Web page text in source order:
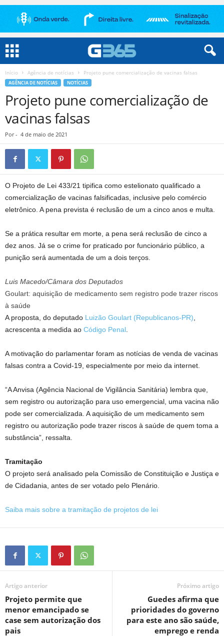
Início Agência de notícias Projeto pune comercialização de vacinas falsas
AGÊNCIA DE NOTÍCIAS NOTÍCIAS
Projeto pune comercialização de
vacinas falsas
Por - 4 de maio de 2021
O Projeto de Lei 433/21 tipifica como estelionato qualificado a
comercialização de vacinas falsificadas, inclusive pelo comércio
eletrônico. A pena prevista é reclusão de um a cinco anos e multa.
Se a prática resultar em morte, a pena será reclusão de cinco a
dez anos. Já se o crime for praticado por funcionário público, a
punição será aumentada de um a dois terços.
Luis Macedo/Câmara dos Deputados
Goulart: aquisição de medicamento sem registro pode trazer riscos
à saúde
A proposta, do deputado Luizão Goulart (Republicanos-PR)
acrescenta a medida ao Código Penal
A motivação do parlamentar foram as notícias de venda de vacinas
falsas contra a Covid-19, especialmente por meio da internet.
“A Anvisa (Agência Nacional de Vigilância Sanitária) lembra que,
sem registro ou autorização para uso emergencial, uma vacina não
pode ser comercializada. A aquisição de um medicamento sem
registro ou autorização pode trazer riscos à saúde de quem toma a
substância”, ressalta.
Tramitação
O projeto será analisado pela Comissão de Constituição e Justiça e
de Cidadania, antes de ser votado pelo Plenário.
Saiba mais sobre a tramitação de projetos de lei
Artigo anterior
Projeto permite que
menor emancipado se
case sem autorização dos
pais
Próximo artigo
Guedes afirma que
prioridades do governo
para este ano são saúde,
emprego e renda